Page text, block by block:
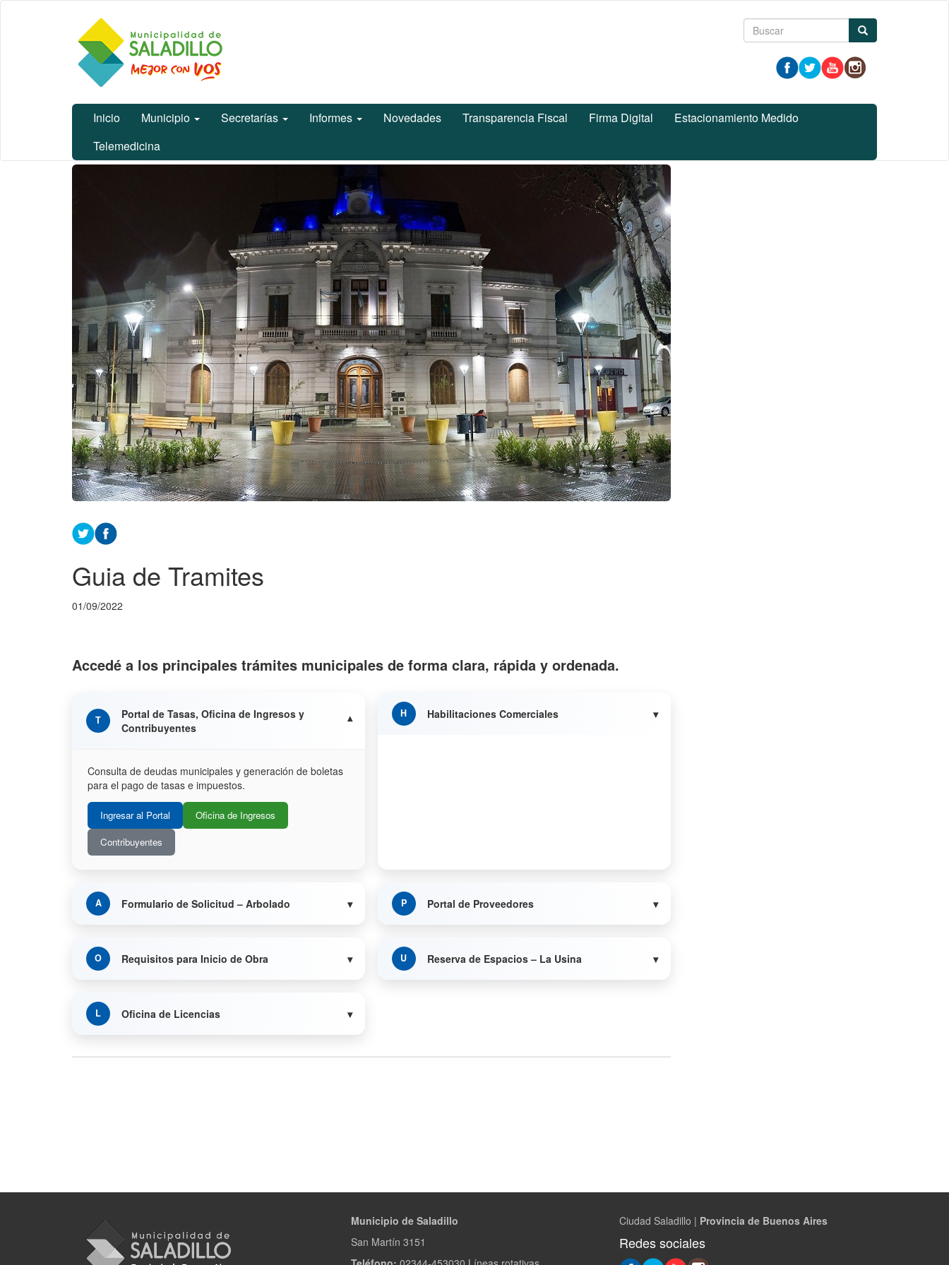
Municipalidad
de Saladillo
Formulario
búsqueda
Inicio Municipio Secretarías Informes Novedades Transparencia Fiscal Firma Digital
Estacionamiento Medido
Telemedicina
Contenido
principal
Guia de Tramites
01/09/2022
Accedé a los principales trámites municipales de forma clara, rápida y ordenada.
Portal de Tasas, Oficina de Ingresos y
Contribuyentes
Consulta de deudas municipales y generación de boletas
para el pago de tasas e impuestos.
Ingresar al Portal
Oficina de Ingresos
Contribuyentes
Habilitaciones Comerciales
Formulario de Solicitud – Arbolado Portal de Proveedores
Requisitos para Inicio de Obra Reserva de Espacios – La Usina
Oficina de Licencias
Municipio de Saladillo
San Martín 3151
Ciudad Saladillo | Provincia de Buenos Aires
Redes sociales